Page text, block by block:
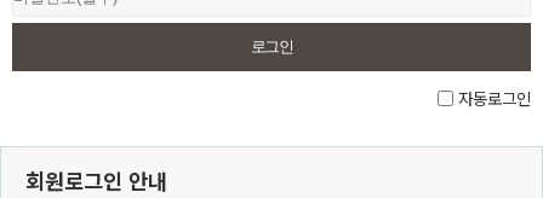
자동로그인
회원로그인 안내